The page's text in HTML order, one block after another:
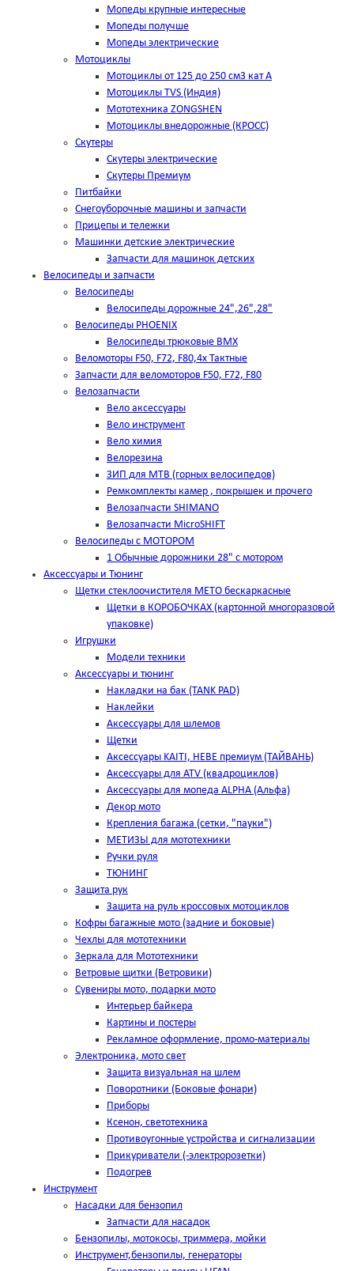
Мопеды крупные интересные
Мопеды получше
Мопеды электрические
Мотоциклы
Мотоциклы от 125 до 250 см3 кат А
Мотоциклы TVS (Индия)
Мототехника ZONGSHEN
Мотоциклы внедорожные (КРОСС)
Скутеры
Скутеры электрические
Скутеры Премиум
Питбайки
Снегоуборочные машины и запчасти
Прицепы и тележки
Машинки детские электрические
Запчасти для машинок детских
Велосипеды и запчасти
Велосипеды
Велосипеды дорожные 24",26",28"
Велосипеды PHOENIX
Велосипеды трюковые BMX
Веломоторы F50, F72, F80,4х Тактные
Запчасти для веломоторов F50, F72, F80
Велозапчасти
Вело аксессуары
Вело инструмент
Вело химия
Велорезина
ЗИП для MTB (горных велосипедов)
Ремкомплекты камер , покрышек и прочего
Велозапчасти SHIMANO
Велозапчасти MicroSHIFT
Велосипеды с МОТОРОМ
1 Обычные дорожники 28" с мотором
Аксессуары и Тюнинг
Щетки стеклоочистителя METO бескаркасные
Щетки в КОРОБОЧКАХ (картонной многоразовой
упаковке)
Игрушки
Модели техники
Аксессуары и тюнинг
Накладки на бак (TANK PAD)
Наклейки
Аксессуары для шлемов
Щетки
Аксессуары KAITI, HEBE премиум (ТАЙВАНЬ)
Аксессуары для ATV (квадроциклов)
Аксессуары для мопеда ALPHA (Альфа)
Декор мото
Крепления багажа (сетки, "пауки")
МЕТИЗЫ для мототехники
Ручки руля
ТЮНИНГ
Защита рук
Защита на руль кроссовых мотоциклов
Кофры багажные мото (задние и боковые)
Чехлы для мототехники
Зеркала для Мототехники
Ветровые щитки (Ветровики)
Сувениры мото, подарки мото
Интерьер байкера
Картины и постеры
Рекламное оформление, промо-материалы
Электроника, мото свет
Защита визуальная на шлем
Поворотники (Боковые фонари)
Приборы
Ксенон, светотехника
Противоугонные устройства и сигнализации
Прикуриватели (-электророзетки)
Подогрев
Инструмент
Насадки для бензопил
Запчасти для насадок
Бензопилы, мотокосы, триммера, мойки
Инструмент,бензопилы, генераторы